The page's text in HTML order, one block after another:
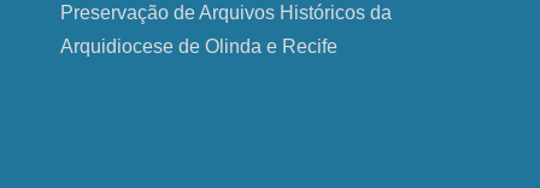
Preservação de Arquivos Históricos da
Arquidiocese de Olinda e Recife